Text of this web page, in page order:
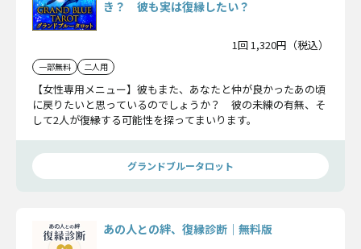
き？ 彼も実は復縁したい？
1回 1,320円（税込）
一部無料 二人用
【女性専用メニュー】彼もまた、あなたと仲が良かったあの頃
に戻りたいと思っているのでしょうか？ 彼の未練の有無、そ
して2人が復縁する可能性を探ってまいります。
グランドブルータロット
あの人との絆、復縁診断｜無料版